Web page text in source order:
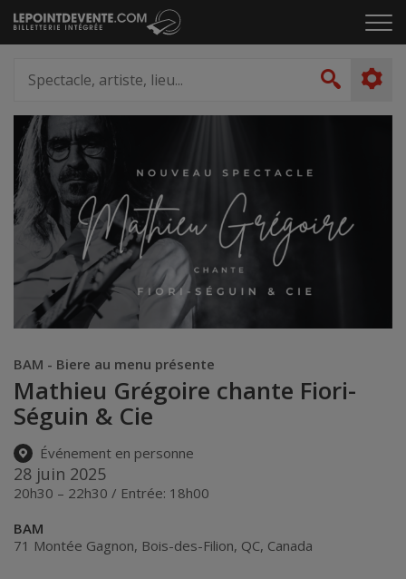
Passer
au
le
artiste,
lieu...
BAM - Biere au menu présente
Mathieu Grégoire chante Fiori-
Séguin & Cie
Événement en personne
28 juin 2025
20h30 – 22h30 / Entrée: 18h00
BAM
71 Montée Gagnon, Bois-des-Filion, QC, Canada